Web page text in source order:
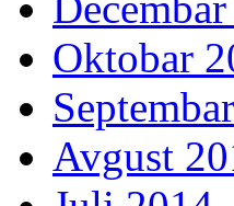
Oktobar
Avgust